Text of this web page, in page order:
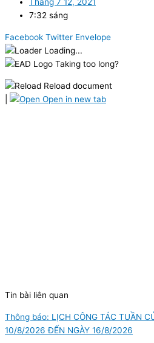
Tháng 7 12, 2021
7:32 sáng
Facebook Twitter Envelope
Loading...
Taking too long?
Reload document
Open in new tab
Tin bài liên quan
Thông báo: LỊCH CÔNG TÁC TUẦN
10/8/2026 ĐẾN NGÀY 16/8/2026